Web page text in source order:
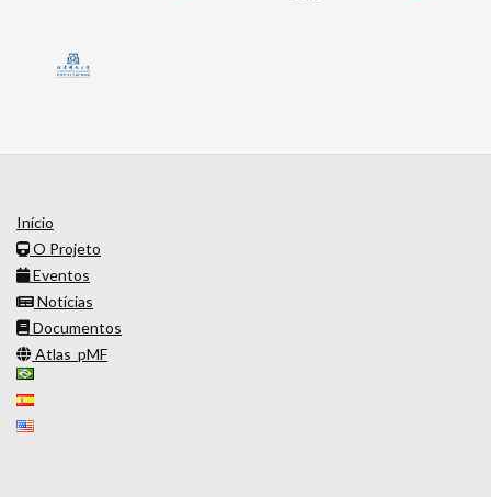
Início
O Projeto
Eventos
Notícias
Documentos
Atlas_pMF